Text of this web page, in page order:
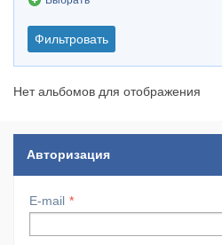
Фильтровать
Нет альбомов для отображения
Авторизация
E-mail